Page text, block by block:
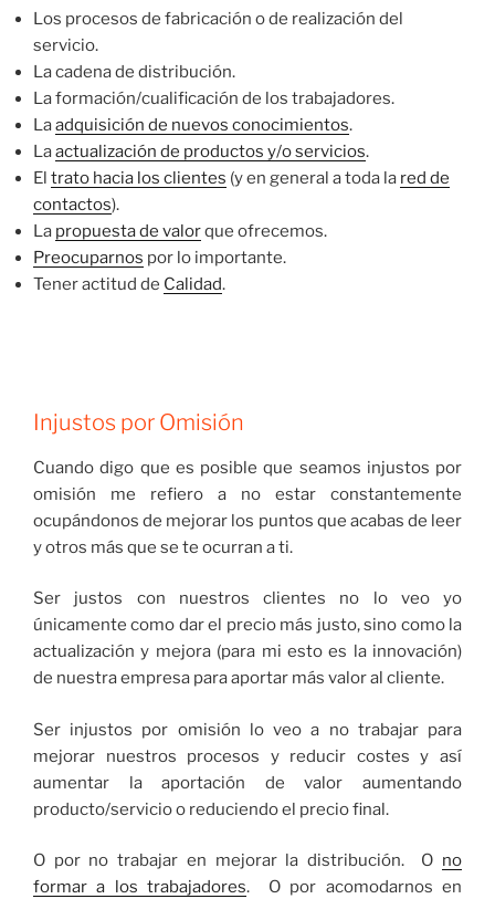
Los procesos de fabricación o de realización del
servicio.
La cadena de distribución.
La formación/cualificación de los trabajadores.
Laadquisición de nuevos conocimientos.
Laactualización de productos y/o servicios.
El trato hacia los clientes (y en general a toda la red de
contactos).
La propuesta de valorque ofrecemos.
Preocuparnos por lo importante.
Tener actitud de Calidad.
Injustos por Omisión
Cuando digo que es posible que seamos injustos por
omisión me refiero a no estar constantemente
ocupándonos de mejorar los puntos que acabas de leer
y otros más que se te ocurran a ti.
Ser justos con nuestros clientes no lo veo yo
únicamente como dar el precio más justo, sino como la
actualización y mejora (para mi esto es la innovación)
de nuestra empresa para aportar más valor al cliente.
Ser injustos por omisión lo veo a no trabajar para
mejorar nuestros procesos y reducir costes y así
aumentar la aportación de valor aumentando
producto/servicio o reduciendo el precio final.
O por no trabajar en mejorar la distribución. O no
formar a los trabajadores. O por acomodarnos en